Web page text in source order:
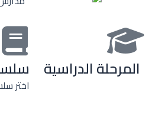
المرحلة الدراسية
اختر